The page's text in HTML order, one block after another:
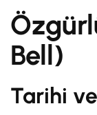
Bell)
Tarihi